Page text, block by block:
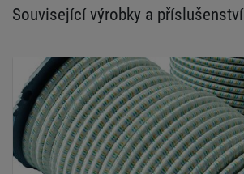
Související výrobky a příslušenství